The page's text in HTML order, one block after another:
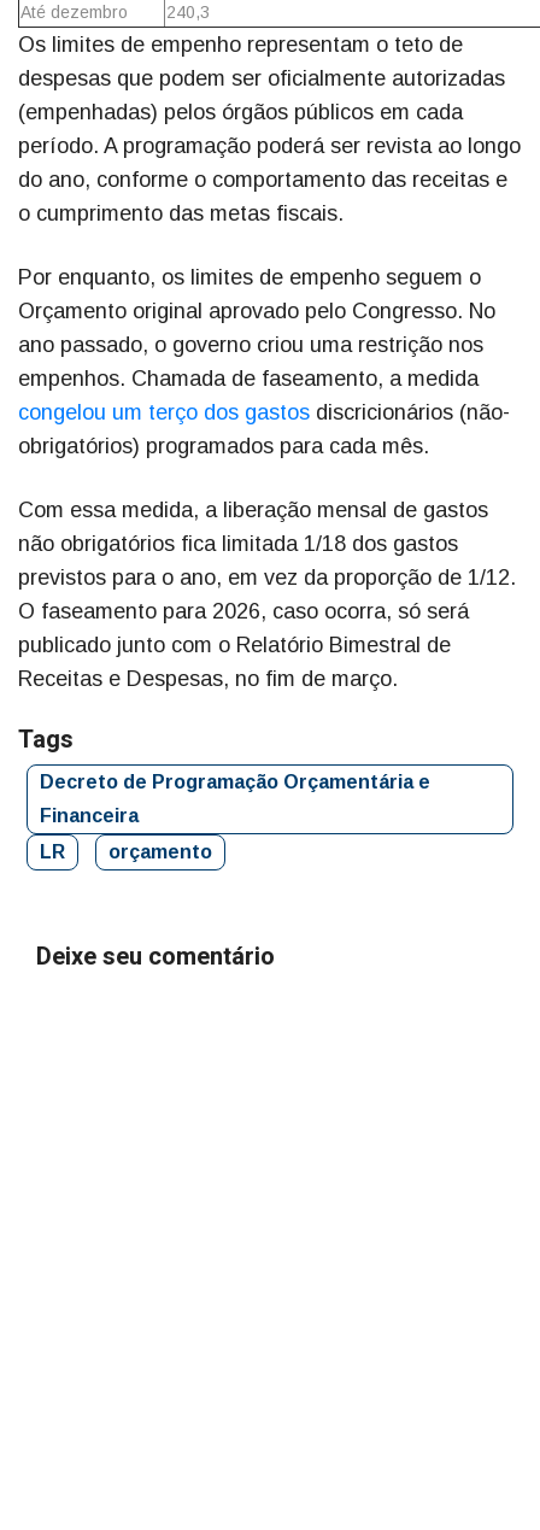
Até dezembro
240,3
Os limites de empenho representam o teto de
despesas que podem ser oficialmente autorizadas
(empenhadas) pelos órgãos públicos em cada
período. A programação poderá ser revista ao longo
do ano, conforme o comportamento das receitas e
o cumprimento das metas fiscais.
Por enquanto, os limites de empenho seguem o
Orçamento original aprovado pelo Congresso. No
ano passado, o governo criou uma restrição nos
empenhos. Chamada de faseamento, a medida
congelou um terço dos gastos discricionários (não-
obrigatórios) programados para cada mês.
Com essa medida, a liberação mensal de gastos
não obrigatórios fica limitada 1/18 dos gastos
previstos para o ano, em vez da proporção de 1/12.
O faseamento para 2026, caso ocorra, só será
publicado junto com o Relatório Bimestral de
Receitas e Despesas, no fim de março.
Tags
Decreto de Programação Orçamentária e
Financeira
LR
orçamento
Deixe seu comentário